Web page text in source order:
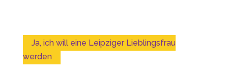
Ja, ich will eine Leipziger Lieblingsfrau
werden